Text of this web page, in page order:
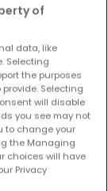
of
data, like
Selecting
the purposes
Selecting
will disable
you see may not
to change your
the Managing
choices will have
Privacy